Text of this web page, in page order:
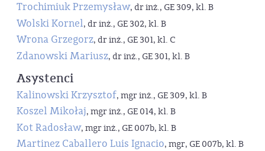
Trochimiuk Przemysław, dr inż., GE 309, kl. B
Wolski Kornel, dr inż., GE 302, kl. B
Wrona Grzegorz, dr inż., GE 301, kl. C
Zdanowski Mariusz, dr inż., GE 301, kl. B
Asystenci
Kalinowski Krzysztof, mgr inż., GE 309, kl. B
Koszel Mikołaj, mgr inż., GE 014, kl. B
Kot Radosław, mgr inż., GE 007b, kl. B
Martinez Caballero Luis Ignacio, mgr, GE 007b, kl. B